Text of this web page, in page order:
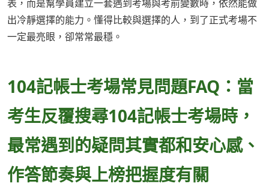
表，而是幫學員建立一套遇到考場與考前變數時，依然能做
出冷靜選擇的能力。懂得比較與選擇的人，到了正式考場不
一定最亮眼，卻常常最穩。
104記帳士考場常見問題FAQ：當
考生反覆搜尋104記帳士考場時，
最常遇到的疑問其實都和安心感、
作答節奏與上榜把握度有關